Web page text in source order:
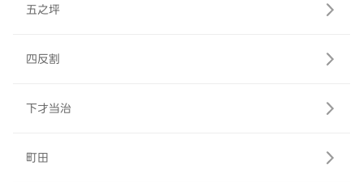
五之坪
四反割
下才当治
町田